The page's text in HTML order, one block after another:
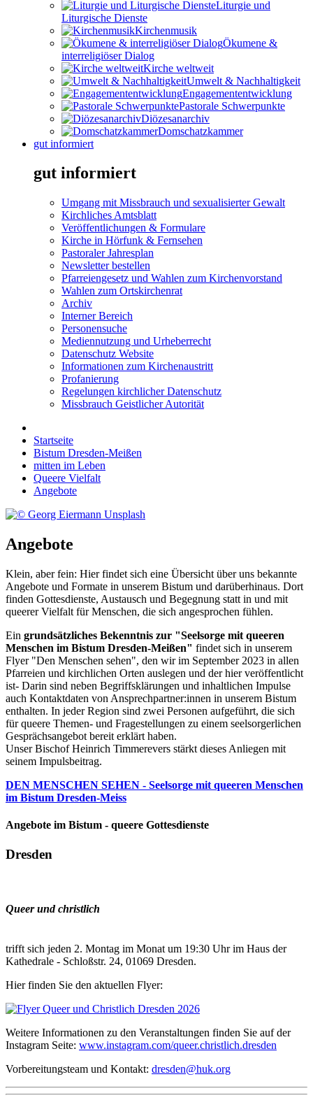
Liturgie und
Liturgische Dienste
Kirchenmusik
Ökumene &
interreligiöser Dialog
Kirche weltweit
Umwelt & Nachhaltigkeit
Engagemententwicklung
Pastorale Schwerpunkte
Diözesanarchiv
Domschatzkammer
gut informiert
gut informiert
Umgang mit Missbrauch und sexualisierter Gewalt
Kirchliches Amtsblatt
Veröffentlichungen & Formulare
Kirche in Hörfunk & Fernsehen
Pastoraler Jahresplan
Newsletter bestellen
Pfarreiengesetz und Wahlen zum Kirchenvorstand
Wahlen zum Ortskirchenrat
Archiv
Interner Bereich
Personensuche
Mediennutzung und Urheberrecht
Datenschutz Website
Informationen zum Kirchenaustritt
Profanierung
Regelungen kirchlicher Datenschutz
Missbrauch Geistlicher Autorität
Startseite
Bistum Dresden-Meißen
mitten im Leben
Queere Vielfalt
Angebote
Angebote
Klein, aber fein: Hier findet sich eine Übersicht über uns bekannte
Angebote und Formate in unserem Bistum und darüberhinaus. Dort
finden Gottesdienste, Austausch und Begegnung statt in und mit
queerer Vielfalt für Menschen, die sich angesprochen fühlen.
Ein grundsätzliches Bekenntnis zur "Seelsorge mit queeren
Menschen im Bistum Dresden-Meißen" findet sich in unserem
Flyer "Den Menschen sehen", den wir im September 2023 in allen
Pfarreien und kirchlichen Orten auslegen und der hier veröffentlicht
ist- Darin sind neben Begriffsklärungen und inhaltlichen Impulse
auch Kontaktdaten von Ansprechpartner:innen in unserem Bistum
enthalten. In jeder Region sind zwei Personen aufgeführt, die sich
für queere Themen- und Fragestellungen zu einem seelsorgerlichen
Gesprächsangebot bereit erklärt haben.
Unser Bischof Heinrich Timmerevers stärkt dieses Anliegen mit
seinem Impulsbeitrag.
DEN MENSCHEN SEHEN - Seelsorge mit queeren Menschen
im Bistum Dresden-Meiss
Angebote im Bistum - queere Gottesdienste
Dresden
Queer und christlich
trifft sich jeden 2. Montag im Monat um 19:30 Uhr im Haus der
Kathedrale - Schloßstr. 24, 01069 Dresden.
Hier finden Sie den aktuellen Flyer:
Weitere Informationen zu den Veranstaltungen finden Sie auf der
Instagram Seite: www.instagram.com/queer.christlich.dresden
Vorbereitungsteam und Kontakt: dresden@huk.org